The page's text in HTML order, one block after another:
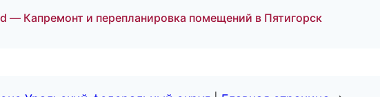
— Капремонт и перепланировка помещений в Пятигорск